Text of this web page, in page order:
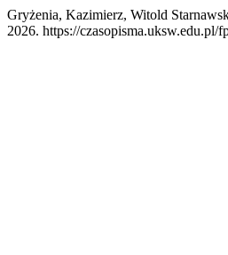
Gryżenia, Kazimierz, Witold
2026. https://czasopisma.uksw.edu.pl/